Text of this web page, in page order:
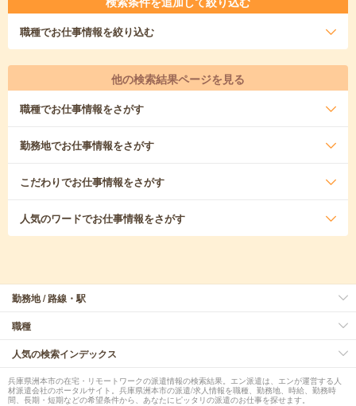
職種でお仕事情報を絞り込む
他の検索結果ページを見る
職種でお仕事情報をさがす
勤務地でお仕事情報をさがす
こだわりでお仕事情報をさがす
人気のワードでお仕事情報をさがす
勤務地 / 路線・駅
職種
人気の検索インデックス
兵庫県洲本市の在宅・リモートワークの派遣情報の検索結果。エン派遣は、エンが運営する人
材派遣会社のポータルサイト。兵庫県洲本市の派遣/求人情報を職種、勤務地、時給、勤務時
間、長期・短期などの希望条件から、あなたにピッタリの派遣のお仕事を探せます。